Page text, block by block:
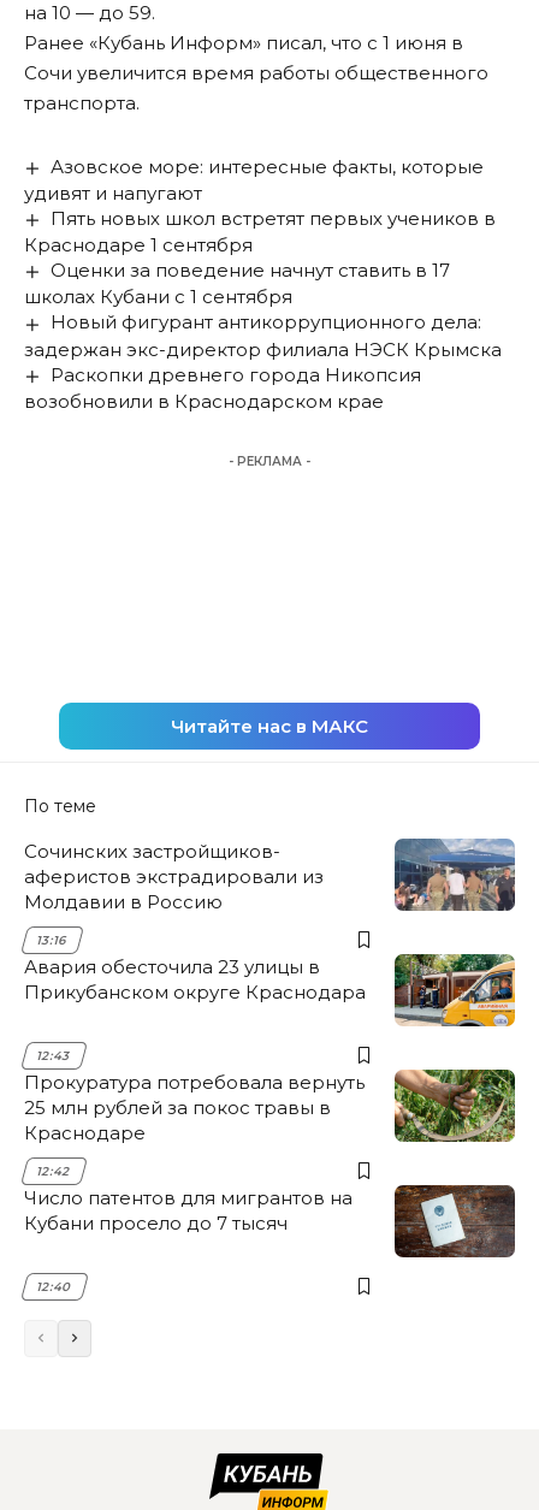
на 10 — до 59.
Ранее «Кубань Информ» писал, что с 1 июня в
Сочи увеличится время работы общественного
транспорта.
Азовское море: интересные факты, которые
удивят и напугают
Пять новых школ встретят первых учеников в
Краснодаре 1 сентября
Оценки за поведение начнут ставить в 17
школах Кубани с 1 сентября
Новый фигурант антикоррупционного дела:
задержан экс-директор филиала НЭСК Крымска
Раскопки древнего города Никопсия
возобновили в Краснодарском крае
- РЕКЛАМА -
Читайте нас в МАКС
По теме
Сочинских застройщиков-
аферистов экстрадировали из
Молдавии в Россию
13:16
Авария обесточила 23 улицы в
Прикубанском округе Краснодара
12:43
Прокуратура потребовала вернуть
25 млн рублей за покос травы в
Краснодаре
12:42
Число патентов для мигрантов на
Кубани просело до 7 тысяч
12:40